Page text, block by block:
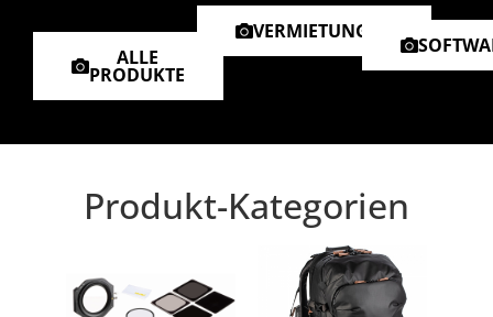
ALLE
PRODUKTE
VERMIETUNGEN
Produkt-Kategorien